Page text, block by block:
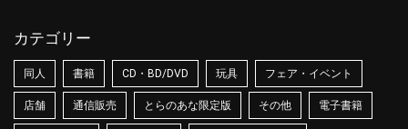
カテゴリー
同人 書籍 CD・BD/DVD 玩具 フェア・イベント
店舗 通信販売 とらのあな限定版 その他 電子書籍